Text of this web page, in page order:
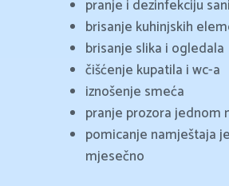
pranje i dezinfekciju
brisanje kuhinjskih
brisanje slika i ogledala
čišćenje kupatila i wc-a
iznošenje smeća
pranje prozora jednom
pomicanje namještaja
mjesečno